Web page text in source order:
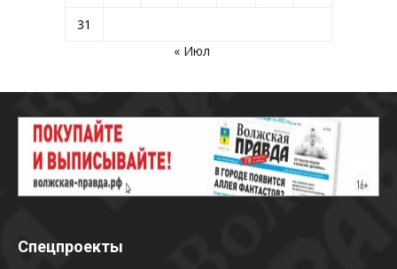
31
« Июл
Спецпроекты